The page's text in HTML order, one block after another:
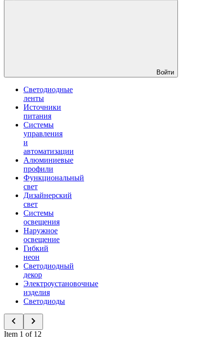
Войти
Светодиодные
ленты
Источники
питания
Системы
управления
и
автоматизации
Алюминиевые
профили
Функциональный
свет
Дизайнерский
свет
Системы
освещения
Наружное
освещение
Гибкий
неон
Светодиодный
декор
Электроустановочные
изделия
Светодиоды
Item 1 of 12